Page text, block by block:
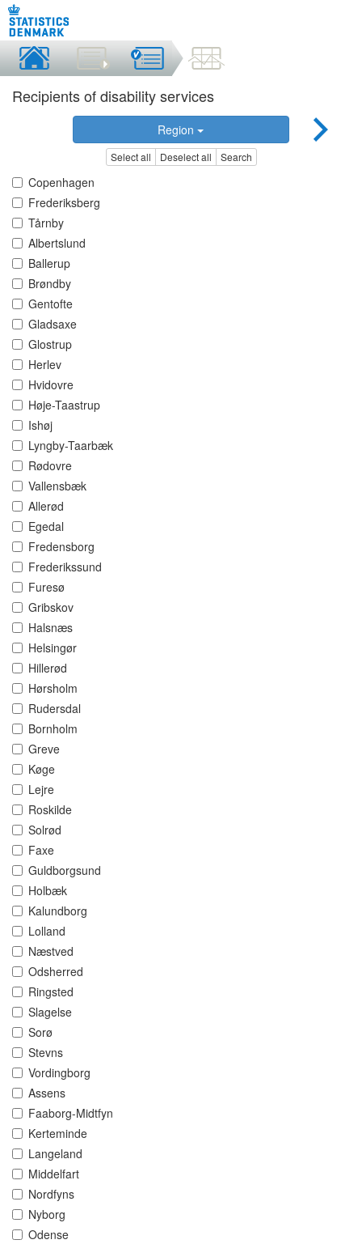
Recipients of disability services
Region
Select all Deselect all Search
Copenhagen
Frederiksberg
Tårnby
Albertslund
Ballerup
Brøndby
Gentofte
Gladsaxe
Glostrup
Herlev
Hvidovre
Høje-Taastrup
Ishøj
Lyngby-Taarbæk
Rødovre
Vallensbæk
Allerød
Egedal
Fredensborg
Frederikssund
Furesø
Gribskov
Halsnæs
Helsingør
Hillerød
Hørsholm
Rudersdal
Bornholm
Greve
Køge
Lejre
Roskilde
Solrød
Faxe
Guldborgsund
Holbæk
Kalundborg
Lolland
Næstved
Odsherred
Ringsted
Slagelse
Sorø
Stevns
Vordingborg
Assens
Faaborg-Midtfyn
Kerteminde
Langeland
Middelfart
Nordfyns
Nyborg
Odense